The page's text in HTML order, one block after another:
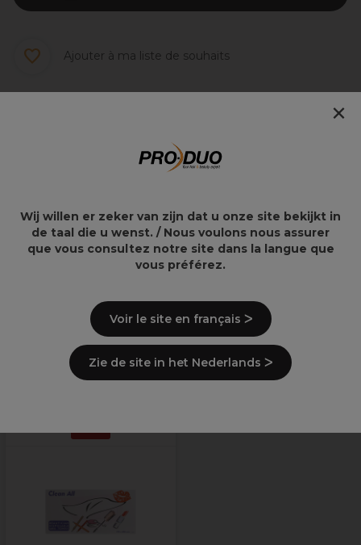
Ajouter à ma liste de souhaits
Mouchoirs en papier
Description
Ingrédients(peut varier, voir emballage)
Informations de sécurité
Derniers produits consultés
Wij willen er zeker van zijn dat u onze site bekijkt in
de taal die u wenst. / Nous voulons nous assurer
que vous consultez notre site dans la langue que
vous préférez.
Voir le site en français ᐳ
Zie de site in het Nederlands ᐳ
×